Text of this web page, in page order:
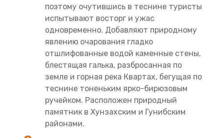
поэтому очутившись в теснине туристы
испытывают восторг и ужас
одновременно. Добавляют природному
явлению очарования гладко
отшлифованные водой каменные стены,
блестящая галька, разбросанная по
земле и горная река Квартах, бегущая по
теснине тоненьким ярко-бирюзовым
ручейком. Расположен природный
памятник в Хунзахским и Гунибским
районами.